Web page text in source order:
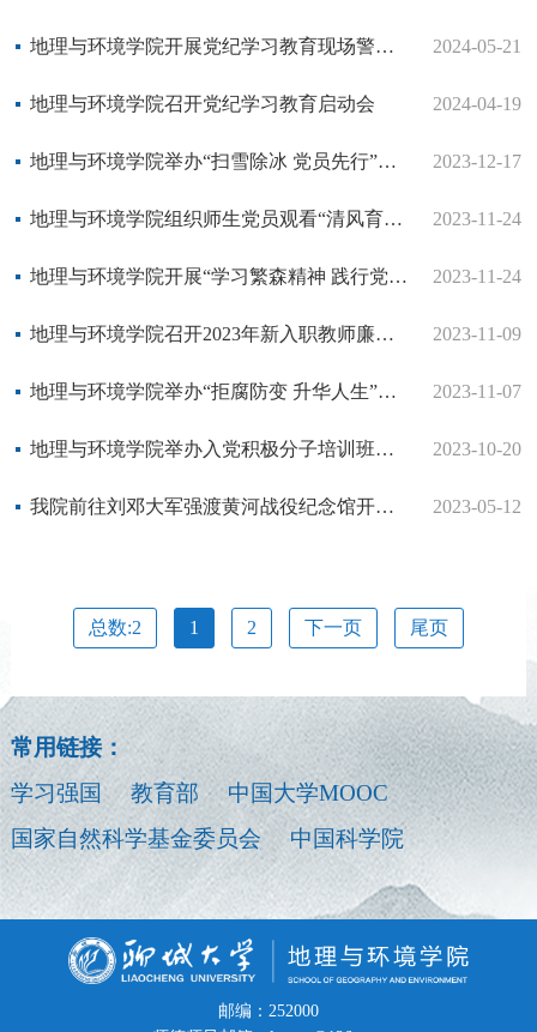
地理与环境学院开展党纪学习教育现场警示教育活动 2024-05-21
地理与环境学院召开党纪学习教育启动会 2024-04-19
地理与环境学院举办“扫雪除冰 党员先行”活动 2023-12-17
地理与环境学院组织师生党员观看“清风育桃李 廉洁润初心”经典廉洁故事主题展 2023-11-24
地理与环境学院开展“学习繁森精神 践行党员使命”主题党日暨入党积极分子培训活动 2023-11-24
地理与环境学院召开2023年新入职教师廉洁教育座谈会 2023-11-09
地理与环境学院举办“拒腐防变 升华人生”党风廉政党课学习活动 2023-11-07
地理与环境学院举办入党积极分子培训班开班仪式 2023-10-20
我院前往刘邓大军强渡黄河战役纪念馆开展红色教育 2023-05-12
总数:2 1 2 下一页 尾页
常用链接：
学习强国
教育部
中国大学MOOC
国家自然科学基金委员会
中国科学院
邮编：252000